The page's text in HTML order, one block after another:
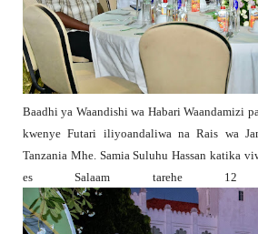
Baadhi ya Waandishi wa Habari Waandamizi
kwenye Futari iliyoandaliwa na Rais wa
Tanzania Mhe. Samia Suluhu Hassan katika
es Salaam tarehe 12